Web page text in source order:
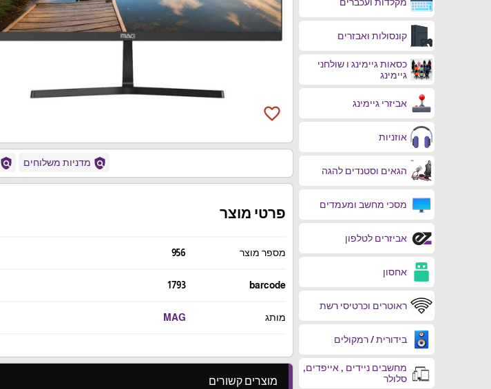
קונסולות ואבזרים
כסאות גיימינג ו שולחני
גיימינג
אביזרי גיימינג
אוזניות
הגאים וסטנדים להגה
מסכי מחשב ומעמדים
אביזרים לטלפון
אחסון
ראוטרים וכרטיסי רשת
בידורית / רמקולים
מחשבים ניידים , אייפדים,
סלולר
favorite_border
policy מדניות משלוחים policy
פרטי מוצר
מספר מוצר 956
barcode
1793
מותג MAG
מוצרים קשורים